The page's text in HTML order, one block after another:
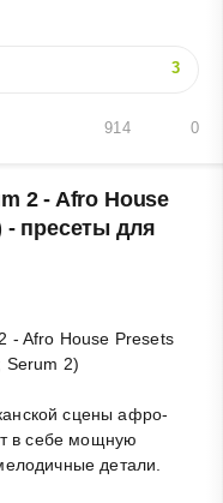
3
0
914
2 - Afro House
- пресеты для
сцены афро-
в себе мощную
детали.